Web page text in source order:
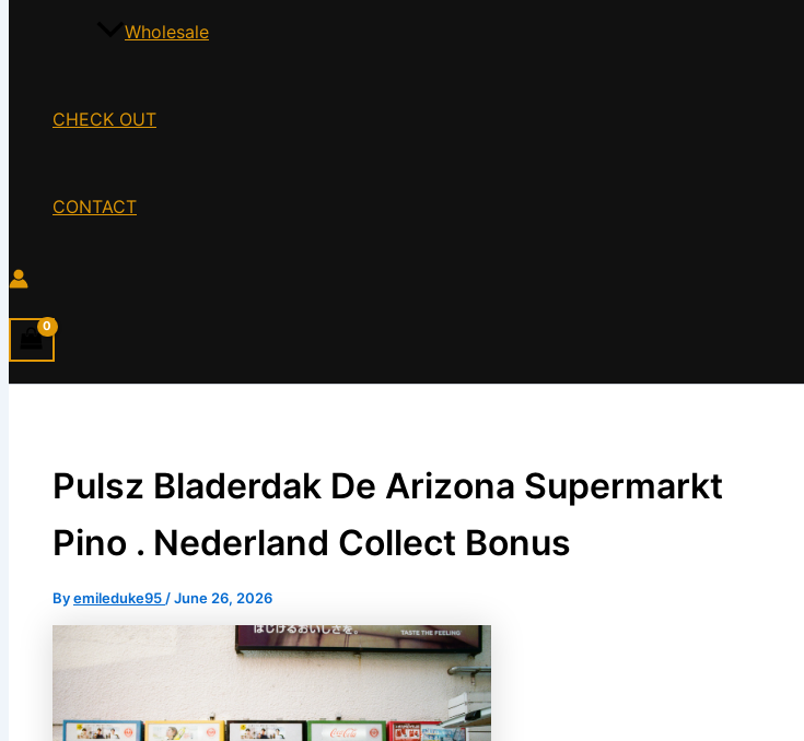
Wholesale
CHECK OUT
CONTACT
Pulsz Bladerdak De Arizona Supermarkt
Pino . Nederland Collect Bonus
Byemileduke95 /June 26, 2026